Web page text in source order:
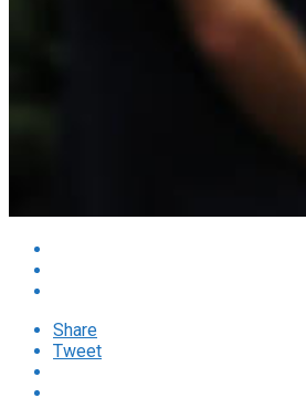
Share
Tweet